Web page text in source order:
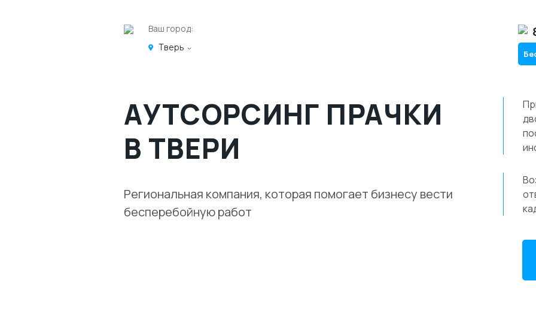
Ваш город:
Тверь
АУТСОРСИНГ ПРАЧКИ
В ТВЕРИ
Региональная компания, которая помогает бизнесу вести
бесперебойную работ